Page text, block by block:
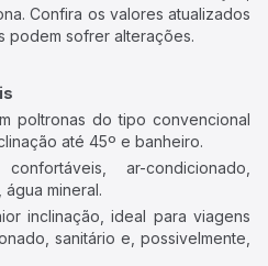
Confira os valores atualizados
podem sofrer alterações.
poltronas do tipo convencional
até 45º e banheiro.
ar-condicionado,
mineral.
inclinação, ideal para viagens
sanitário e, possivelmente,